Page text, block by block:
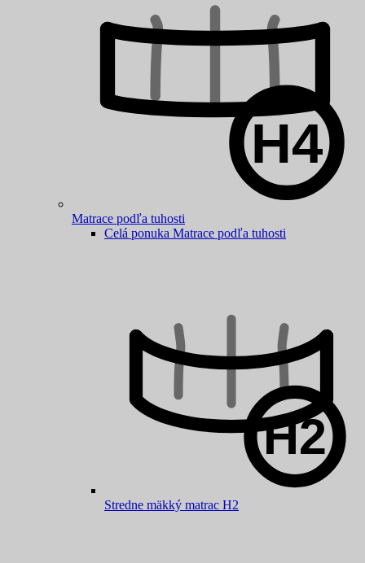
Matrace podľa tuhosti
Celá ponuka Matrace podľa tuhosti
Stredne mäkký matrac H2